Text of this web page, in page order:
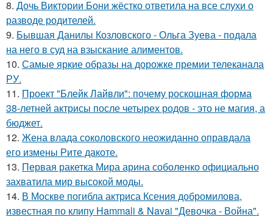
8. Дочь Виктории Бони жёстко ответила на все слухи о
разводе родителей.
9. Бывшая Данилы Козловского - Ольга Зуева - подала
на него в суд на взыскание алиментов.
10. Самые яркие образы на дорожке премии телеканала
РУ.
11. Проект "Блейк Лайвли": почему роскошная форма
38-летней актрисы после четырех родов - это не магия, а
бюджет.
12. Жена влада соколовского неожиданно оправдала
его измены Рите дакоте.
13. Первая ракетка Мира арина соболенко официально
захватила мир высокой моды.
14. В Москве погибла актриса Ксения добромилова,
известная по клипу Hammali & Navai "Девочка - Война".